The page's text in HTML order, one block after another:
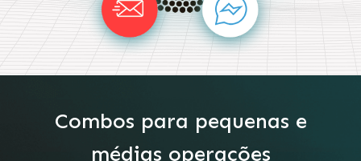
Combos para pequenas e
médias operações